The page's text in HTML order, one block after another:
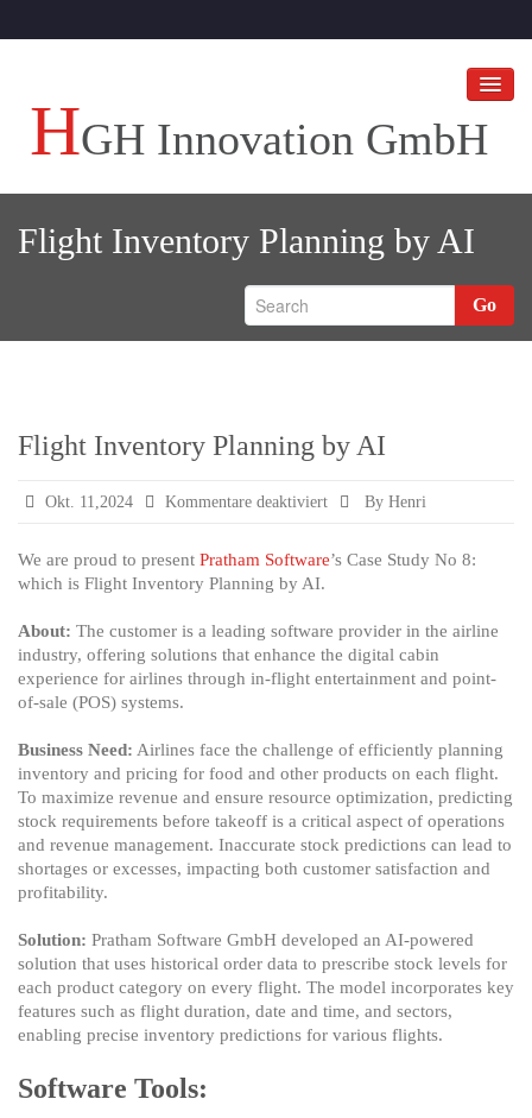
HGH Innovation GmbH
HGH Innovation GmbH
Ihr Unternehmen an die Spitze bringen!
Referenzen
Flight Inventory Planning by AI
Go
Flight Inventory Planning by AI
Okt. 11,2024 Kommentare deaktiviertfür
Planning
By Henri
We are proud to present Pratham Software’s Case Study No 8:
which is Flight Inventory Planning by AI.
About: The customer is a leading software provider in the airline
industry, offering solutions that enhance the digital cabin
experience for airlines through in-flight entertainment and point-
of-sale (POS) systems.
Business Need: Airlines face the challenge of efficiently planning
inventory and pricing for food and other products on each flight.
To maximize revenue and ensure resource optimization, predicting
stock requirements before takeoff is a critical aspect of operations
and revenue management. Inaccurate stock predictions can lead to
shortages or excesses, impacting both customer satisfaction and
profitability.
Solution: Pratham Software GmbH developed an AI-powered
solution that uses historical order data to prescribe stock levels for
each product category on every flight. The model incorporates key
features such as flight duration, date and time, and sectors,
enabling precise inventory predictions for various flights.
Software Tools: